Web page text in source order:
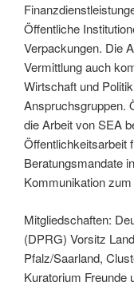
Öffentliche
Verpackungen. Die
Vermittlung auch
Wirtschaft und
Anspruchsgruppen.
die Arbeit von SEA
Öffentlichkeitsarbeit
Beratungsmandate
Kommunikation
Mitgliedschaften:
(DPRG) Vorsitz
Pfalz/Saarland,
Kuratorium Freunde